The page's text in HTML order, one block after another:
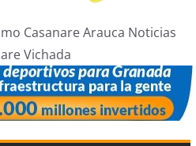
Casanare Arauca Noticias
Vichada